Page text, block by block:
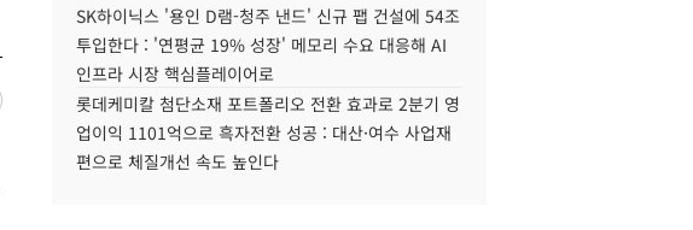
SK하이닉스 '용인 D램-청주 낸드' 신규 팹 건설에 54조
투입한다 : '연평균 19% 성장' 메모리 수요 대응해 AI
인프라 시장 핵심플레이어로
롯데케미칼 첨단소재 포트폴리오 전환 효과로 2분기 영
업이익 1101억으로 흑자전환 성공 : 대산·여수 사업재
편으로 체질개선 속도 높인다